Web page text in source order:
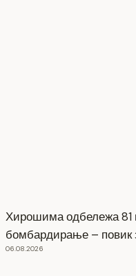
Хирошима одбележа 81
бомбардирање – повик
06.08.2026